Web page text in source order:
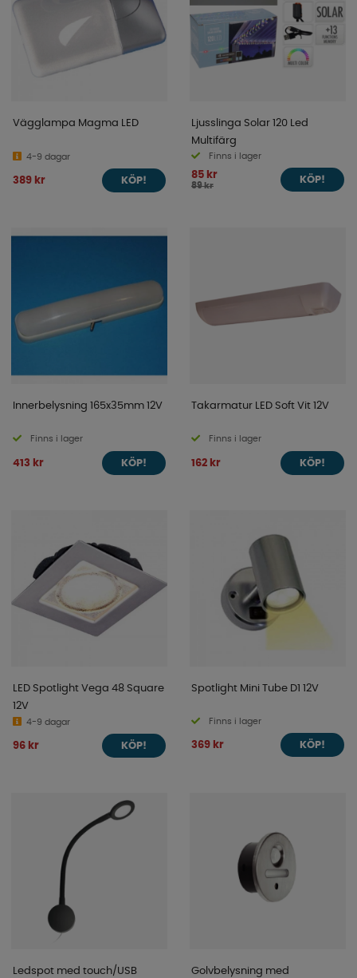
Vägglampa Magma LED
4-9 dagar
389 kr KÖP!
Ljusslinga Solar 120 Led
Multifärg
Finns i lager
85 kr
89 kr
KÖP!
Innerbelysning 165x35mm 12V
Finns i lager
413 kr KÖP!
Takarmatur LED Soft Vit 12V
Finns i lager
162 kr KÖP!
LED Spotlight Vega 48 Square
12V
4-9 dagar
96 kr KÖP!
Spotlight Mini Tube D1 12V
Finns i lager
369 kr KÖP!
Ledspot med touch/USB
Golvbelysning med